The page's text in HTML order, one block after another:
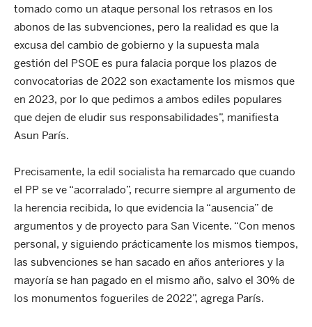
tomado como un ataque personal los retrasos en los
abonos de las subvenciones, pero la realidad es que la
excusa del cambio de gobierno y la supuesta mala
gestión del PSOE es pura falacia porque los plazos de
convocatorias de 2022 son exactamente los mismos que
en 2023, por lo que pedimos a ambos ediles populares
que dejen de eludir sus responsabilidades”, manifiesta
Asun París.
Precisamente, la edil socialista ha remarcado que cuando
el PP se ve “acorralado”, recurre siempre al argumento de
la herencia recibida, lo que evidencia la “ausencia” de
argumentos y de proyecto para San Vicente. “Con menos
personal, y siguiendo prácticamente los mismos tiempos,
las subvenciones se han sacado en años anteriores y la
mayoría se han pagado en el mismo año, salvo el 30% de
los monumentos fogueriles de 2022”, agrega París.